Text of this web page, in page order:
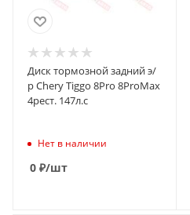
Диск тормозной задний э/
р Chery Tiggo 8Pro 8ProMax
4рест. 147л.с
Нет в наличии
0 ₽/шт